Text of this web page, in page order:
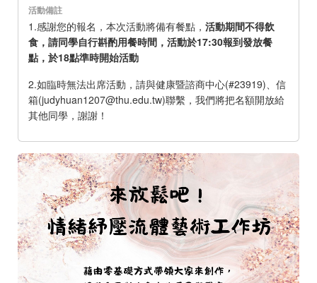
活動備註
1.感謝您的報名，本次活動將備有餐點， 活動期間不得飲
食，請同學自行斟酌用餐時間，活動於17:30報到發放餐
點，於18點準時開始活動
2.如臨時無法出席活動，請與健康暨諮商中心(#23919)、信
箱(judyhuan1207@thu.edu.tw)聯繫，我們將把名額開放給
其他同學，謝謝！